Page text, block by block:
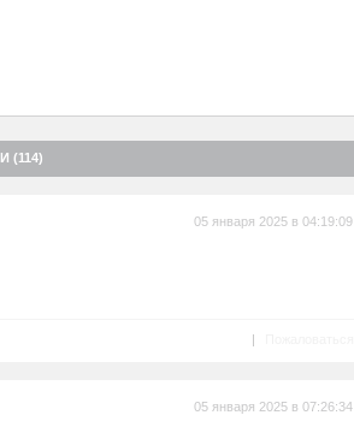
(114)
05 января 2025 в 04:19:09
|
05 января 2025 в 07:26:34